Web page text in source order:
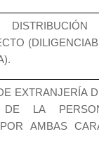
EXTRANJERÍA
DE LA
AMBAS